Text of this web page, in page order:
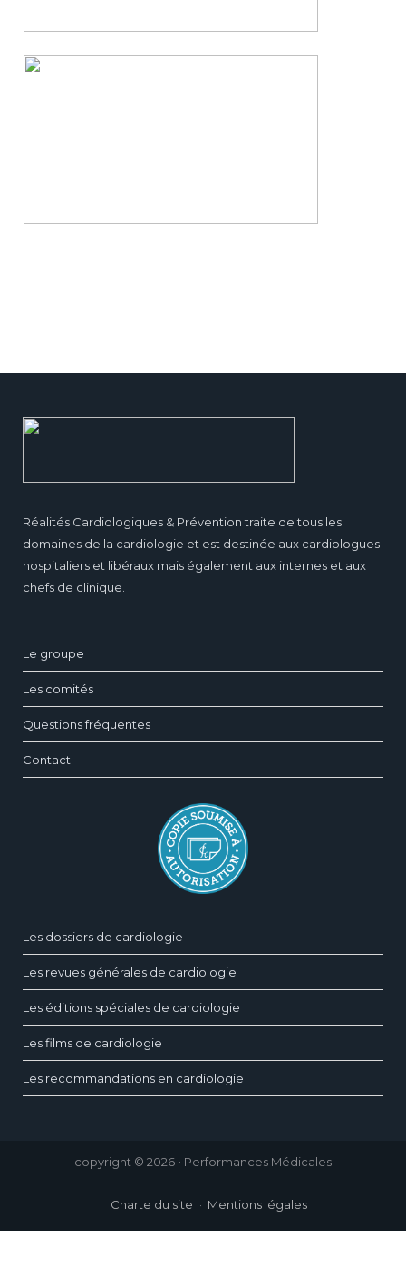
Réalités Cardiologiques & Prévention traite de tous les
domaines de la cardiologie et est destinée aux cardiologues
hospitaliers et libéraux mais également aux internes et aux
chefs de clinique.
Le groupe
Les comités
Questions fréquentes
Contact
Les dossiers de cardiologie
Les revues générales de cardiologie
Les éditions spéciales de cardiologie
Les films de cardiologie
Les recommandations en cardiologie
copyright © 2026 • Performances Médicales
Charte du site Mentions légales